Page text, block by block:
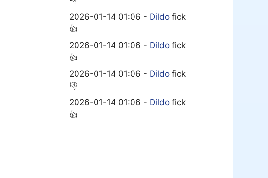
2026-01-14 01:06 - Dildo fick
👍
2026-01-14 01:06 - Dildo fick
👍
2026-01-14 01:06 - Dildo fick
👎
2026-01-14 01:06 - Dildo fick
👍